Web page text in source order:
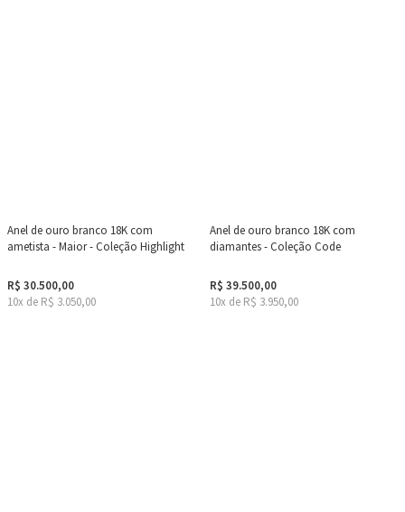
Anel de ouro branco 18K com
ametista - Maior - Coleção Highlight
R$ 30.500,00
10x de R$ 3.050,00
Anel de ouro branco 18K com
diamantes - Coleção Code
R$ 39.500,00
10x de R$ 3.950,00